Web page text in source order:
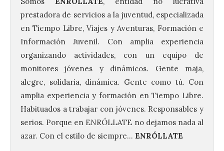
prestadora de servicios a la juventud, especializada
en Tiempo Libre, Viajes y Aventuras, Formación e
Información Juvenil. Con amplia experiencia
organizando actividades, con un equipo de
monitores jóvenes y dinámicos. Gente maja,
alegre, solidaria, dinámica. Gente como tú. Con
amplia experiencia y formación en Tiempo Libre.
Habituados a trabajar con jóvenes. Responsables y
serios. Porque en ENRÓLLATE no dejamos nada al
azar. Con el estilo de siempre… ENRÓLLATE